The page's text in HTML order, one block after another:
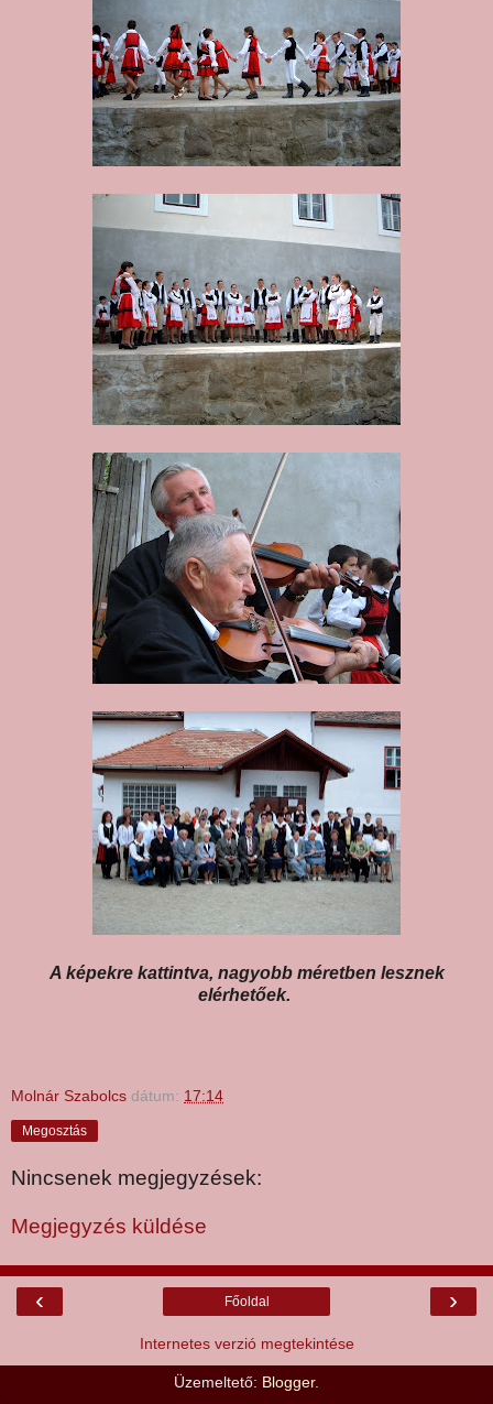
A képekre kattintva, nagyobb méretben lesznek
elérhetőek.
Molnár Szabolcs dátum: 17:14
Megosztás
Nincsenek megjegyzések:
Megjegyzés küldése
‹ ›
Főoldal
Internetes verzió megtekintése
Üzemeltető: Blogger.